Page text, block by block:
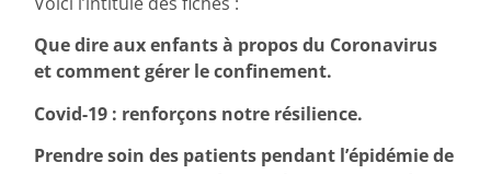
Que dire aux enfants à propos du Coronavirus
et comment gérer le confinement.
Covid-19 : renforçons notre résilience.
Prendre soin des patients pendant l’épidémie de